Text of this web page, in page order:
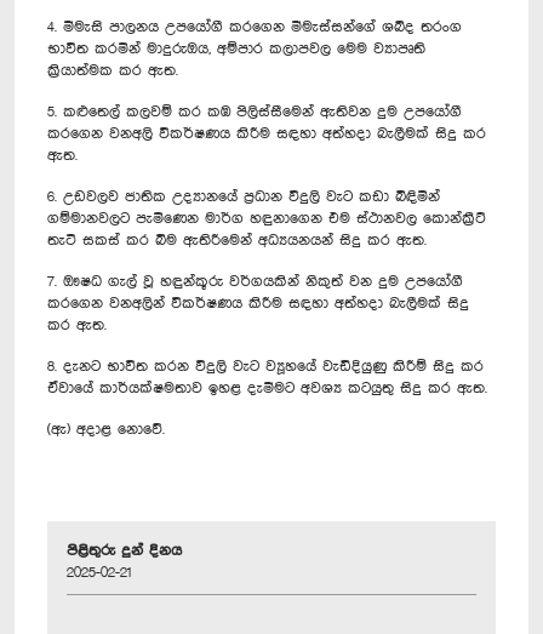
4. මීමැසි පාලනය උපයෝගී කරගෙන මීමැස්සන්ගේ ශබ්ද තරංග
භාවිත කරමින් මාදුරුඔය, අම්පාර කලාපවල මෙම ව්‍යාපෘති
ක්‍රියාත්මක කර ඇත.
5. කළුතෙල් කලවම් කර කඹ පිලිස්සීමෙන් ඇතිවන දුම උපයෝගී
කරගෙන වනඅලි විකර්ෂණය කිරීම සඳහා අත්හදා බැලීමක් සිදු කර
ඇත.
6. උඩවලව ජාතික උද්‍යානයේ ප්‍රධාන විදුලි වැට කඩා බිඳිමින්
ගම්මානවලට පැමිණෙන මාර්ග හඳුනාගෙන එම ස්ථානවල කොන්ක්‍රීට්
තැටි සකස් කර බිම ඇතිරීමෙන් අධ්‍යයනයන් සිදු කර ඇත.
7. ඖෂධ ගැල් වූ හඳුන්කූරු වර්ගයකින් නිකුත් වන දුම උපයෝගී
කරගෙන වනඅලින් විකර්ෂණය කිරීම සඳහා අත්හදා බැලීමක් සිදු
කර ඇත.
8. දැනට භාවිත කරන විදුලි වැට ව්‍යූහයේ වැඩිදියුණු කිරීම් සිදු කර
ඒවායේ කාර්යක්ෂමතාව ඉහළ දැමීමට අවශ්‍ය කටයුතු සිදු කර ඇත.
(ඇ) අදාළ නොවේ.
පිළිතුරු දුන් දිනය
2025-02-21